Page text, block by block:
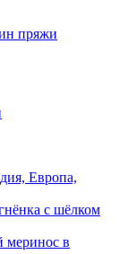
пряжи
Европа,
с шёлком
меринос в